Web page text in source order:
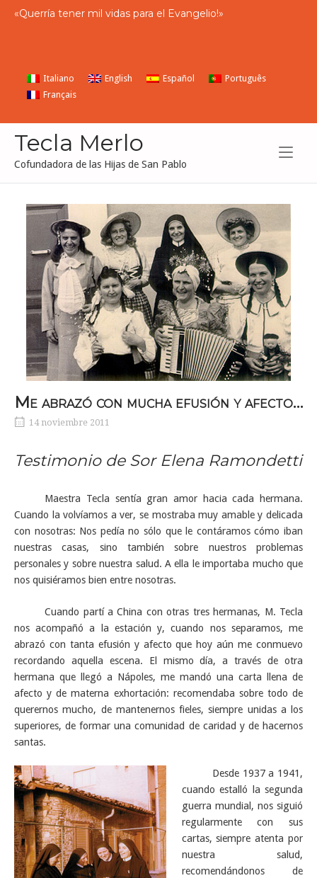
«Querría tener mil vidas para el Evangelio!»
Italiano English Español
Português
Français
Tecla Merlo
Cofundadora de las Hijas de San Pablo
Me abrazó con mucha efusión y afecto…
14 noviembre 2011
Testimonio de Sor Elena Ramondetti
Maestra Tecla sentía gran amor hacia cada hermana.
Cuando la volvíamos a ver, se mostraba muy amable y delicada
con nosotras: Nos pedía no sólo que le contáramos cómo iban
nuestras casas, sino también sobre nuestros problemas
personales y sobre nuestra salud. A ella le importaba mucho que
nos quisiéramos bien entre nosotras.
Cuando partí a China con otras tres hermanas, M. Tecla
nos acompañó a la estación y, cuando nos separamos, me
abrazó con tanta efusión y afecto que hoy aún me conmuevo
recordando aquella escena. El mismo día, a través de otra
hermana que llegó a Nápoles, me mandó una carta llena de
afecto y de materna exhortación: recomendaba sobre todo de
querernos mucho, de mantenernos fieles, siempre unidas a los
superiores, de formar una comunidad de caridad y de hacernos
santas.
Desde 1937 a 1941,
cuando estalló la segunda
guerra mundial, nos siguió
regularmente con sus
cartas, siempre atenta por
nuestra salud,
recomendándonos de